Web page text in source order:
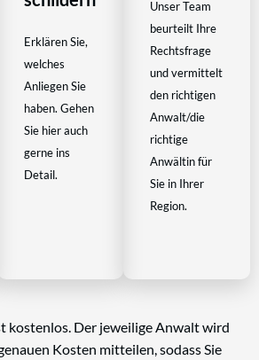
Erklären Sie,
welches
Anliegen Sie
haben. Gehen
Sie hier auch
gerne ins
Detail.
Unser Team
beurteilt Ihre
Rechtsfrage
und vermittelt
den richtigen
Anwalt/die
richtige
Anwältin für
Sie in Ihrer
Region.
kostenlos. Der jeweilige Anwalt wird
Kosten mitteilen, sodass Sie